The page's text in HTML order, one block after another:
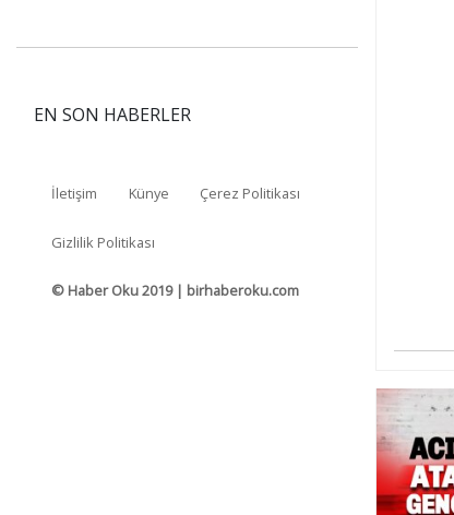
EN SON HABERLER
İletişim Künye Çerez Politikası
Gizlilik Politikası
© Haber Oku 2019 | birhaberoku.com